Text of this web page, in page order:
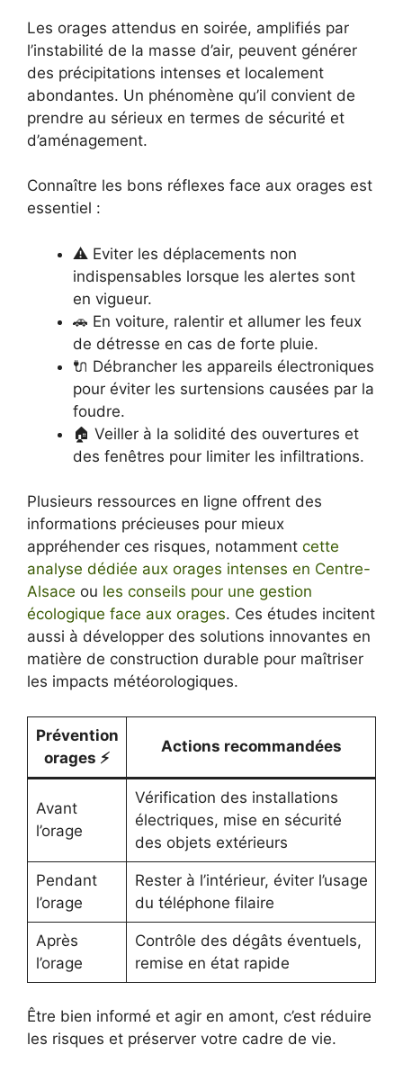
Les orages attendus en soirée, amplifiés par
l’instabilité de la masse d’air, peuvent générer
des précipitations intenses et localement
abondantes. Un phénomène qu’il convient de
prendre au sérieux en termes de sécurité et
d’aménagement.
Connaître les bons réflexes face aux orages est
essentiel :
⚠️ Eviter les déplacements non
indispensables lorsque les alertes sont
en vigueur.
🚗 En voiture, ralentir et allumer les feux
de détresse en cas de forte pluie.
🔌 Débrancher les appareils électroniques
pour éviter les surtensions causées par la
foudre.
🏠 Veiller à la solidité des ouvertures et
des fenêtres pour limiter les infiltrations.
Plusieurs ressources en ligne offrent des
informations précieuses pour mieux
appréhender ces risques, notamment cette
analyse dédiée aux orages intenses en Centre-
Alsace ou les conseils pour une gestion
écologique face aux orages. Ces études incitent
aussi à développer des solutions innovantes en
matière de construction durable pour maîtriser
les impacts météorologiques.
Prévention
orages ⚡
Actions recommandées
Avant
l’orage
Vérification des installations
électriques, mise en sécurité
des objets extérieurs
Pendant
l’orage
Rester à l’intérieur, éviter l’usage
du téléphone filaire
Après
l’orage
Contrôle des dégâts éventuels,
remise en état rapide
Être bien informé et agir en amont, c’est réduire
les risques et préserver votre cadre de vie.